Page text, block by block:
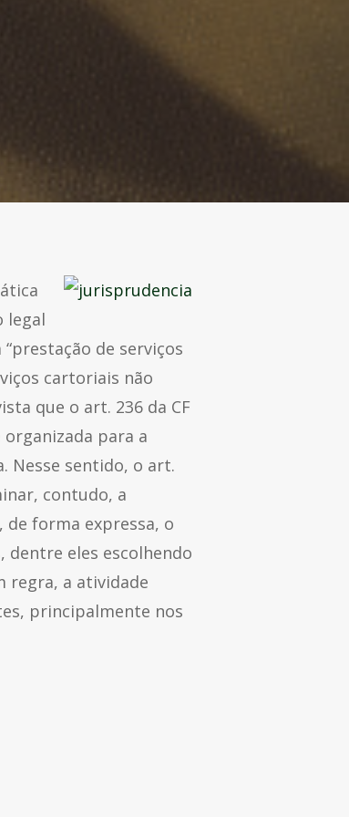
legal
de serviços
cartoriais não
que o art. 236 da CF
para a
Nesse sentido, o art.
contudo, a
de forma expressa, o
eles escolhendo
regra, a atividade
principalmente nos